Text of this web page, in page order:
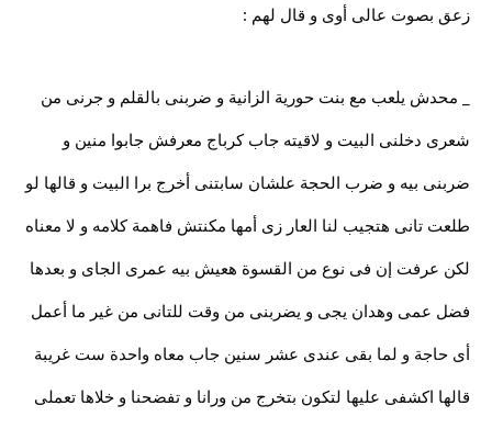
زعق بصوت عالى أوى و قال لهم :
_ محدش يلعب مع بنت حورية الزانية و ضربنى بالقلم و جرنى من
شعرى دخلنى البيت و لاقيته جاب كرباج معرفش جابوا منين و
ضربنى بيه و ضرب الحجة علشان سابتنى أخرج برا البيت و قالها لو
طلعت تانى هتجيب لنا العار زى أمها مكنتش فاهمة كلامه و لا معناه
لكن عرفت إن فى نوع من القسوة هعيش بيه عمرى الجاى و بعدها
فضل عمى وهدان يجى و يضربنى من وقت للتانى من غير ما أعمل
أى حاجة و لما بقى عندى عشر سنين جاب معاه واحدة ست غريبة
قالها اكشفى عليها لتكون بتخرج من ورانا و تفضحنا و خلاها تعملى